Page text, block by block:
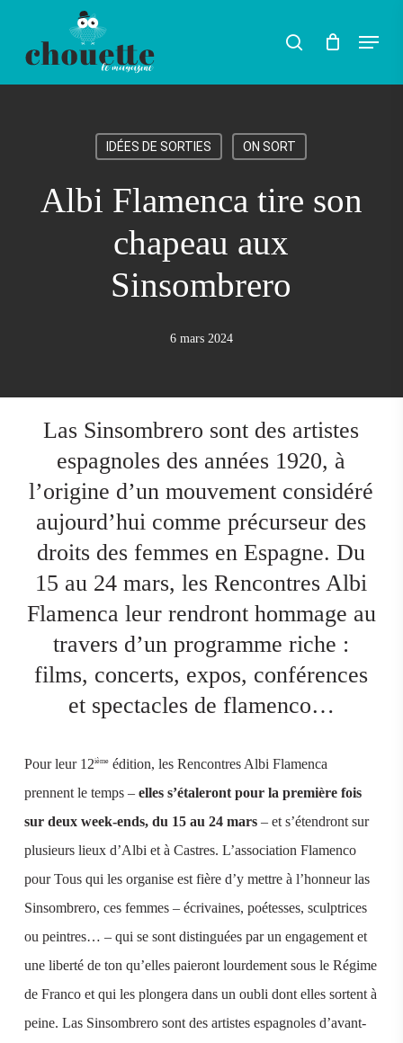
Rechercher
search Menu
IDÉES DE SORTIES ON SORT
Albi Flamenca tire son
chapeau aux
Sinsombrero
6 mars 2024
Las Sinsombrero sont des artistes
espagnoles des années 1920, à
l’origine d’un mouvement considéré
aujourd’hui comme précurseur des
droits des femmes en Espagne. Du
15 au 24 mars, les Rencontres Albi
Flamenca leur rendront hommage au
travers d’un programme riche :
films, concerts, expos, conférences
et spectacles de flamenco…
Pour leur 12ièmeédition, les Rencontres Albi Flamenca
prennent le temps – elles s’étaleront pour la première fois
sur deux week-ends, du 15 au 24 mars– et s’étendront sur
plusieurs lieux d’Albi et à Castres. L’association Flamenco
pour Tous qui les organise est fière d’y mettre à l’honneur las
Sinsombrero, ces femmes – écrivaines, poétesses, sculptrices
ou peintres… – qui se sont distinguées par un engagement et
une liberté de ton qu’elles paieront lourdement sous le Régime
de Franco et qui les plongera dans un oubli dont elles sortent à
peine. Las Sinsombrero sont des artistes espagnoles d’avant-